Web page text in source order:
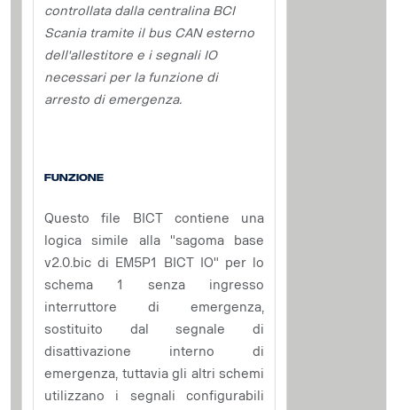
controllata dalla centralina BCI
Scania tramite il bus CAN esterno
dell'allestitore e i segnali IO
necessari per la funzione di
arresto di emergenza.
Funzione
Questo file BICT contiene una
logica simile alla "sagoma base
v2.0.bic di EM5P1 BICT IO" per lo
schema 1 senza ingresso
interruttore di emergenza,
sostituito dal segnale di
disattivazione interno di
emergenza, tuttavia gli altri schemi
utilizzano i segnali configurabili